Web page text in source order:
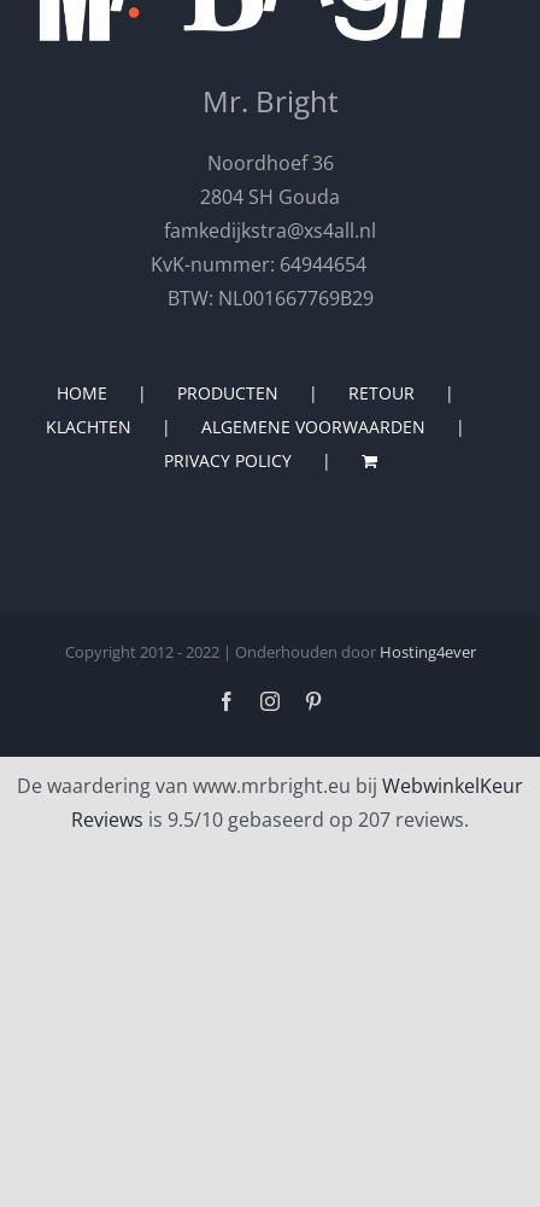
Mr. Bright
Noordhoef 36
2804 SH Gouda
famkedijkstra@xs4all.nl
KvK-nummer: 64944654
BTW: NL001667769B29
HOME PRODUCTEN
RETOUR
KLACHTEN
ALGEMENE VOORWAARDEN
PRIVACY POLICY
Copyright 2012 - 2022 | Onderhouden door Hosting4ever
FacebookInstagram
De waardering van www.mrbright.eu bij WebwinkelKeur
Reviews is 9.5/10 gebaseerd op 207 reviews.